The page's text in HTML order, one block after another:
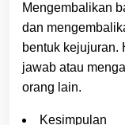
Mengembalikan
dan
bentuk kejujuran.
jawab atau
orang lain.
Kesimpulan